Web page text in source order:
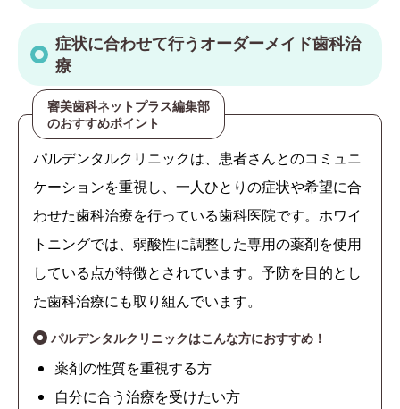
症状に合わせて行うオーダーメイド歯科治
療
審美歯科ネットプラス編集部
のおすすめポイント
パルデンタルクリニックは、患者さんとのコミュニ
ケーションを重視し、一人ひとりの症状や希望に合
わせた歯科治療を行っている歯科医院です。ホワイ
トニングでは、弱酸性に調整した専用の薬剤を使用
している点が特徴とされています。予防を目的とし
た歯科治療にも取り組んでいます。
パルデンタルクリニックはこんな方におすすめ！
薬剤の性質を重視する方
自分に合う治療を受けたい方